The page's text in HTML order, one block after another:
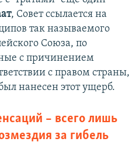
, Совет ссылается на
так называемого
Союза, по
с причинением
с правом страны,
нанесен этот ущерб.
– всего лишь
за гибель